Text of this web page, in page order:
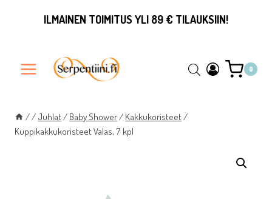
ILMAINEN TOIMITUS YLI 89 € TILAUKSIIN!
0
// Juhlat/ Baby Shower/ Kakkukoristeet/
Kuppikakkukoristeet Valas, 7 kpl